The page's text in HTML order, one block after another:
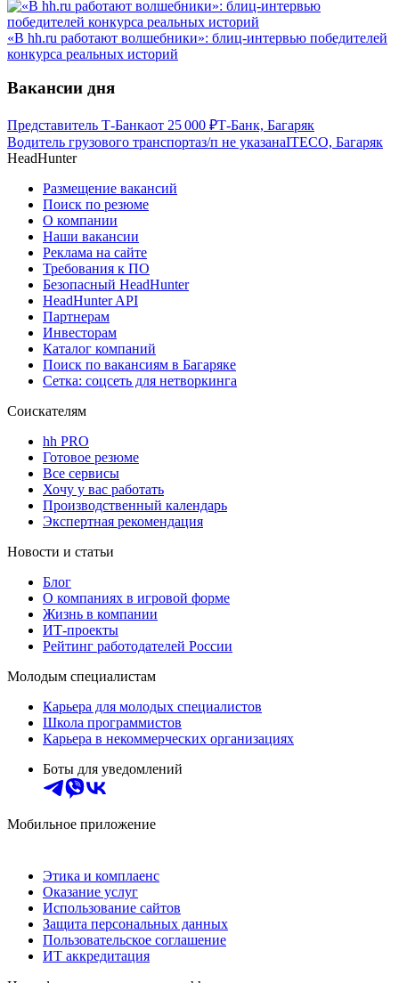
«В hh.ru работают волшебники»: блиц-интервью победителей
конкурса реальных историй
Вакансии дня
Представитель Т-Банкаот 25 000 ₽Т-Банк, Багаряк
Водитель грузового транспортаз/п не указанаITECO, Багаряк
HeadHunter
Размещение вакансий
Поиск по резюме
О компании
Наши вакансии
Реклама на сайте
Требования к ПО
Безопасный HeadHunter
HeadHunter API
Партнерам
Инвесторам
Каталог компаний
Поиск по вакансиям в Багаряке
Сетка: соцсеть для нетворкинга
Соискателям
hh PRO
Готовое резюме
Все сервисы
Хочу у вас работать
Производственный календарь
Экспертная рекомендация
Новости и статьи
Блог
О компаниях в игровой форме
Жизнь в компании
ИТ-проекты
Рейтинг работодателей России
Молодым специалистам
Карьера для молодых специалистов
Школа программистов
Карьера в некоммерческих организациях
Боты для уведомлений
Мобильное приложение
Этика и комплаенс
Оказание услуг
Использование сайтов
Защита персональных данных
Пользовательское соглашение
ИТ аккредитация